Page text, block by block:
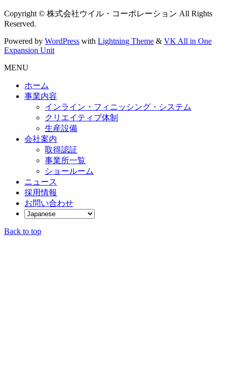
Copyright © 株式会社ウイル・コーポレーション All Rights
Reserved.
Powered by WordPress with Lightning Theme & VK All in One
Expansion Unit
MENU
ホーム
事業内容
インライン・フィニッシング・システム
クリエイティブ体制
生産設備
会社案内
取得認証
事業所一覧
ショールーム
ニュース
採用情報
お問い合わせ
Back to top